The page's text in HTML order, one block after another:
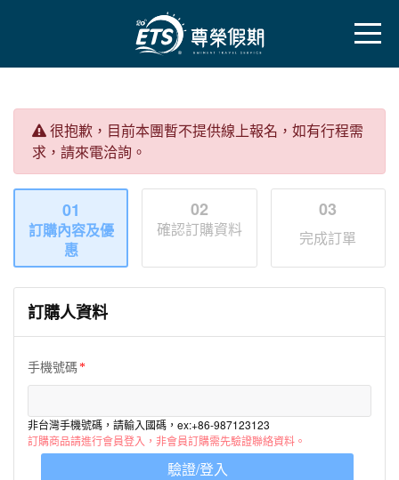
很抱歉，目前本團暫不提供線上報名，如有行程需
求，請來電洽詢。
01
訂購內容及優
惠
02
確認訂購資料
03
完成訂單
訂購人資料
手機號碼
非台灣手機號碼，請輸入國碼，ex:+86-987123123
訂購商品請進行會員登入，非會員訂購需先驗證聯絡資料。
驗證/登入